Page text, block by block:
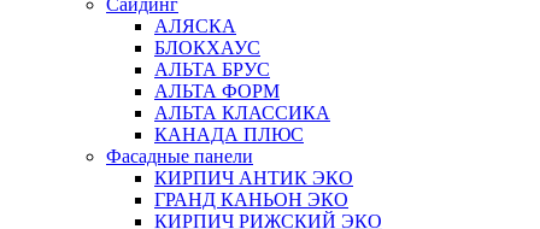
Сайдинг
АЛЯСКА
БЛОКХАУС
АЛЬТА БРУС
АЛЬТА ФОРМ
АЛЬТА КЛАССИКА
КАНАДА ПЛЮС
Фасадные панели
КИРПИЧ АНТИК ЭКО
ГРАНД КАНЬОН ЭКО
КИРПИЧ РИЖСКИЙ ЭКО